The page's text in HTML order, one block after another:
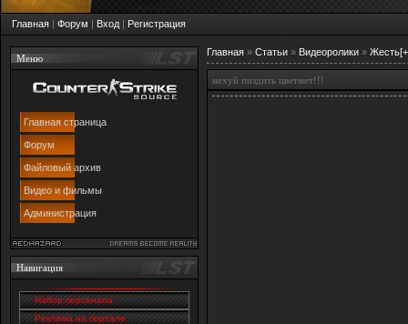
Главная | Форум | Вход | Регистрация
Меню
Главная страница
Форум
Файловый архив
Видео и фильмы
Администрация
Навигация
Набор персонала
Реклама на портале
Главная » Статьи » Видеоролики »
нехуй пиздить цветмет!!!